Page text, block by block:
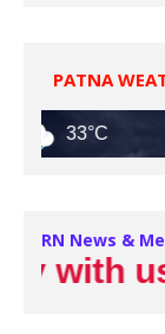
PATNA
33°C
RN News &
us